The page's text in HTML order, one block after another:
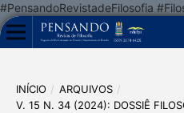
#PensandoRevistadeFilosofia
INÍCIO / ARQUIVOS /
V. 15 N. 34 (2024): DOSSIÊ